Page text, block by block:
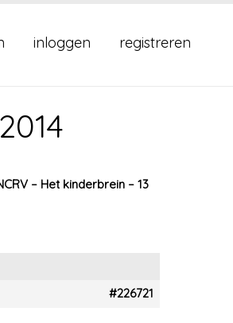
inloggen registreren
– Het kinderbrein – 13
#226721